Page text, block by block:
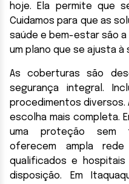
hoje. Ela permite que
Cuidamos para que as
saúde e bem-estar são
um plano que se ajusta à
As coberturas são
segurança integral.
procedimentos diversos.
escolha mais completa.
uma proteção sem
oferecem ampla rede
qualificados e
disposição. Em